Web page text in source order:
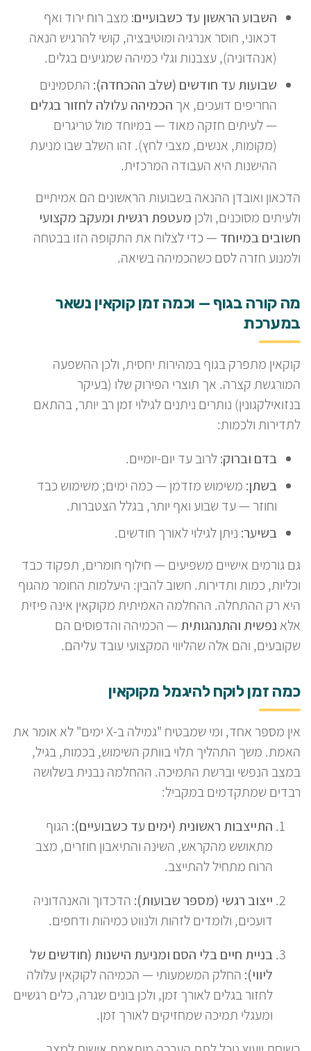
השבוע הראשון עד כשבועיים: מצב רוח ירוד ואף
דכאוני, חוסר אנרגיה ומוטיבציה, קושי להרגיש הנאה
(אנהדוניה), עצבנות וגלי כמיהה שמגיעים בגלים.
שבועות עד חודשים (שלב ההכחדה): התסמינים
החריפים דועכים, אך הכמיהה עלולה לחזור בגלים
— לעיתים חזקה מאוד — במיוחד מול טריגרים
(מקומות, אנשים, מצבי לחץ). זהו השלב שבו מניעת
ההישנות היא העבודה המרכזית.
הדכאון ואובדן ההנאה בשבועות הראשונים הם אמיתיים
ולעיתים מסוכנים, ולכן מעטפת רגשית ומעקב מקצועי
חשובים במיוחד— כדי לצלוח את התקופה הזו בבטחה
ולמנוע חזרה לסם כשהכמיהה בשיאה.
מה קורה בגוף — וכמה זמן קוקאין נשאר
במערכת
קוקאין מתפרק בגוף במהירות יחסית, ולכן ההשפעה
המורגשת קצרה. אך תוצרי הפירוק שלו (בעיקר
בנזואילקגונין) נותרים ניתנים לגילוי זמן רב יותר, בהתאם
לתדירות ולכמות:
בדם וברוק:לרוב עד יום-יומיים.
בשתן: משימוש מזדמן — כמה ימים; משימוש כבד
וחוזר — עד שבוע ואף יותר, בגלל הצטברות.
בשיער: ניתן לגילוי לאורך חודשים.
גם גורמים אישיים משפיעים — חילוף חומרים, תפקוד כבד
וכליות, כמות ותדירות. חשוב להבין: היעלמות החומר מהגוף
היא רק ההתחלה. ההחלמה האמיתית מקוקאין אינה פיזית
אלא נפשית והתנהגותית— הכמיהה והדפוסים הם
שקובעים, והם אלה שהליווי המקצועי עובד עליהם.
כמה זמן לוקח להיגמל מקוקאין
אין מספר אחד, ומי שמבטיח "גמילה ב-X ימים" לא אומר את
האמת. משך התהליך תלוי בוותק השימוש, בכמות, בגיל,
במצב הנפשי וברשת התמיכה. ההחלמה נבנית בשלושה
רבדים שמתקדמים במקביל:
התייצבות ראשונית (ימים עד כשבועיים): הגוף
מתאושש מהקראש, השינה והתיאבון חוזרים, מצב
הרוח מתחיל להתייצב.
ייצוב רגשי (מספר שבועות): הדכדוך והאנהדוניה
דועכים, ולומדים לזהות ולנווט כמיהות ודחפים.
בניית חיים בלי הסם ומניעת הישנות (חודשים של
ליווי): החלק המשמעותי — הכמיהה לקוקאין עלולה
לחזור בגלים לאורך זמן, ולכן בונים שגרה, כלים רגשיים
ומעגלי תמיכה שמחזיקים לאורך זמן.